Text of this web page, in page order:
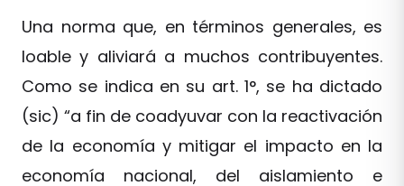
Una norma que, en términos generales, es
loable y aliviará a muchos contribuyentes.
Como se indica en su art. 1°, se ha dictado
(sic) “a fin de coadyuvar con la reactivación
de la economía y mitigar el impacto en la
economía nacional, del aislamiento e